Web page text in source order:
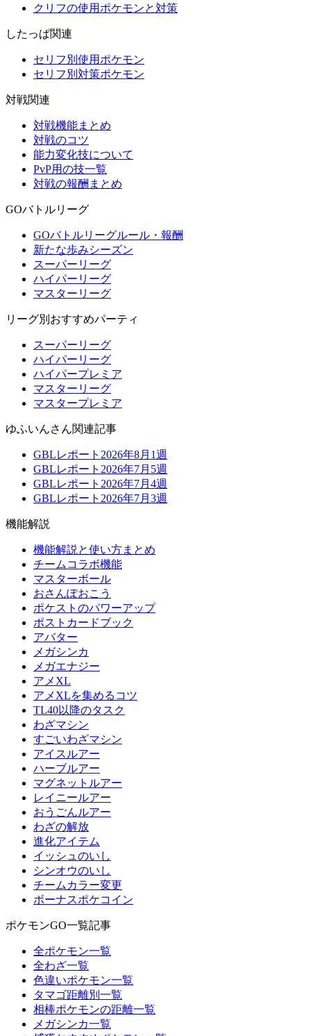
クリフの使用ポケモンと対策
したっぱ関連
セリフ別使用ポケモン
セリフ別対策ポケモン
対戦関連
対戦機能まとめ
対戦のコツ
能力変化技について
PvP用の技一覧
対戦の報酬まとめ
GOバトルリーグ
GOバトルリーグルール・報酬
新たな歩みシーズン
スーパーリーグ
ハイパーリーグ
マスターリーグ
リーグ別おすすめパーティ
スーパーリーグ
ハイパーリーグ
ハイパープレミア
マスターリーグ
マスタープレミア
ゆふいんさん関連記事
GBLレポート2026年8月1週
GBLレポート2026年7月5週
GBLレポート2026年7月4週
GBLレポート2026年7月3週
機能解説
機能解説と使い方まとめ
チームコラボ機能
マスターボール
おさんぽおこう
ポケストのパワーアップ
ポストカードブック
アバター
メガシンカ
メガエナジー
アメXL
アメXLを集めるコツ
TL40以降のタスク
わざマシン
すごいわざマシン
アイスルアー
ハーブルアー
マグネットルアー
レイニールアー
おうごんルアー
わざの解放
進化アイテム
イッシュのいし
シンオウのいし
チームカラー変更
ボーナスポケコイン
ポケモンGO一覧記事
全ポケモン一覧
全わざ一覧
色違いポケモン一覧
タマゴ距離別一覧
相棒ポケモンの距離一覧
メガシンカ一覧